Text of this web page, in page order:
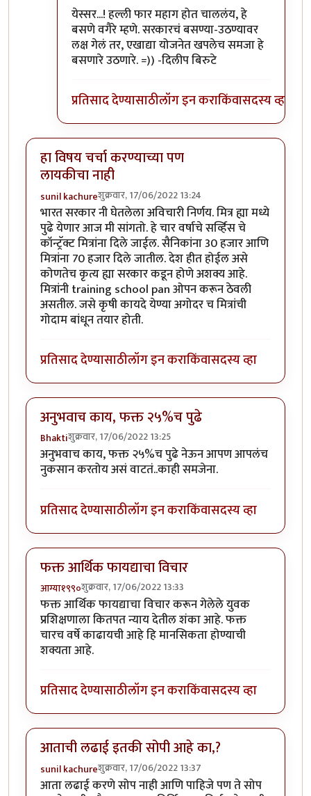
येस्सर...! हल्ली फार महाग होत चाललंय, हे
बसणे वगैरे म्हणे. सरकारचं बसण्या-उठण्यावर
लक्ष गेलं तर, एखाद्या योजनेत खपलेच समजा हे
बसणारे उठणारे. =)) -दिलीप बिरुटे
प्रतिसाद देण्यासाठीलॉग इन कराकिंवासदस्य व्हा
हा विषय चर्चा करण्याच्या पण
लायकीचा नाही
sunil kachureशुक्रवार, 17/06/2022 13:24
भारत सरकार नी घेतलेला अविचारी निर्णय. मित्र ह्या मध्ये
पुढे येणार आज मी सांगतो. हे चार वर्षाचे सर्व्हिस चे
कॉन्ट्रॅक्ट मित्रांना दिले जाईल. सैनिकांना 30 हजार आणि
मित्रांना 70 हजार दिले जातील. देश हीत होईल असे
कोणतेच कृत्य ह्या सरकार कडून होणे अशक्य आहे.
मित्रांनी training school pan ओपन करून ठेवली
असतील. जसे कृषी कायदे येण्या अगोदर च मित्रांची
गोदाम बांधून तयार होती.
प्रतिसाद देण्यासाठीलॉग इन कराकिंवासदस्य व्हा
अनुभवाच काय, फक्त २५%च पुढे
Bhaktiशुक्रवार, 17/06/2022 13:25
अनुभवाच काय, फक्त २५%च पुढे नेऊन आपण आपलंच
नुकसान करतोय असं वाटतं..काही समजेना.
प्रतिसाद देण्यासाठीलॉग इन कराकिंवासदस्य व्हा
फक्त आर्थिक फायद्याचा विचार
आग्या१९९०शुक्रवार, 17/06/2022 13:33
फक्त आर्थिक फायद्याचा विचार करून गेलेले युवक
प्रशिक्षणाला कितपत न्याय देतील शंका आहे. फक्त
चारच वर्षे काढायची आहे हि मानसिकता होण्याची
शक्यता आहे.
प्रतिसाद देण्यासाठीलॉग इन कराकिंवासदस्य व्हा
आताची लढाई इतकी सोपी आहे का,?
sunil kachureशुक्रवार, 17/06/2022 13:37
आता लढाई करणे सोप नाही आणि पाहिजे पण ते सोप